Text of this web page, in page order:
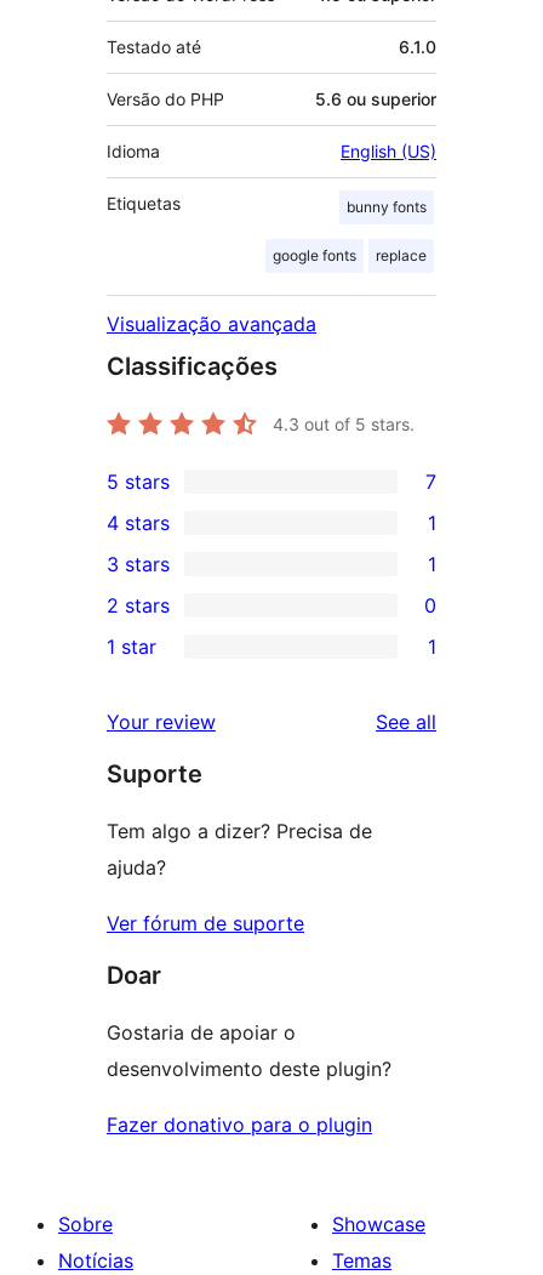
Testado até 6.1.0
Versão do PHP 5.6 ou superior
Idioma English (US)
Etiquetas bunny fonts
google fonts replace
Visualização avançada
Classificações
4.3 out of 5 stars.
7
5-
star
reviews
5 stars 7
4-
star
review
4 stars 1
1
3-
star
3 stars 1
2-
reviews
2 stars 0
star
review
1 star 1
Your review See all
Suporte
Tem algo a dizer? Precisa de
ajuda?
Ver fórum de suporte
Doar
Gostaria de apoiar o
desenvolvimento deste plugin?
Fazer donativo para o plugin
Sobre
Notícias
Showcase
Temas